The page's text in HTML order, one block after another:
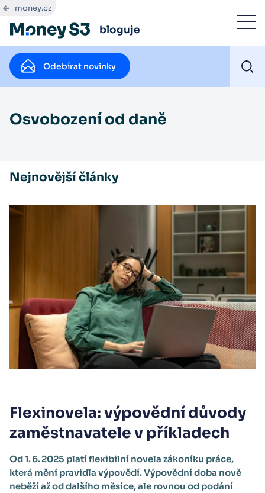
money.cz
bloguje
Odebírat novinky
Osvobození od daně
Nejnovější články
Flexinovela: výpovědní důvody
zaměstnavatele v příkladech
Od 1. 6. 2025 platí flexibilní novela zákoníku práce,
která mění pravidla výpovědí. Výpovědní doba nově
neběží až od dalšího měsíce, ale rovnou od podání